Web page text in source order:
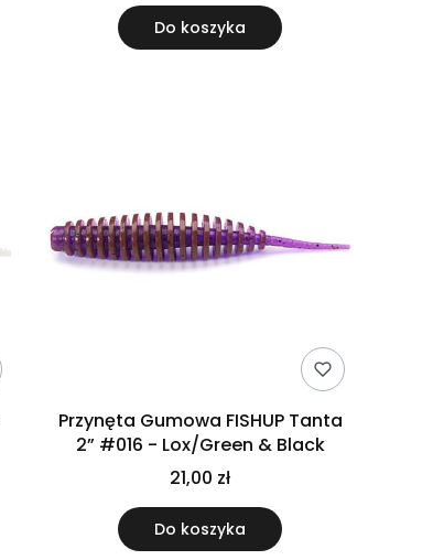
Do koszyka
Przynęta Gumowa FISHUP Tanta
2” #016 - Lox/Green & Black
21,00 zł
Do koszyka